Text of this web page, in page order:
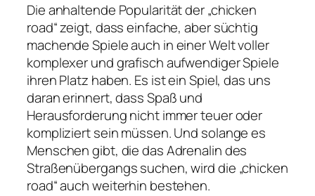
Die anhaltende Popularität der „chicken
road“ zeigt, dass einfache, aber süchtig
machende Spiele auch in einer Welt voller
komplexer und grafisch aufwendiger Spiele
ihren Platz haben. Es ist ein Spiel, das uns
daran erinnert, dass Spaß und
Herausforderung nicht immer teuer oder
kompliziert sein müssen. Und solange es
Menschen gibt, die das Adrenalin des
Straßenübergangs suchen, wird die „chicken
road“ auch weiterhin bestehen.